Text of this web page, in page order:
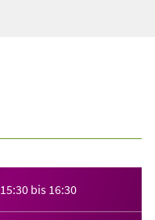
15:30 bis 16:30